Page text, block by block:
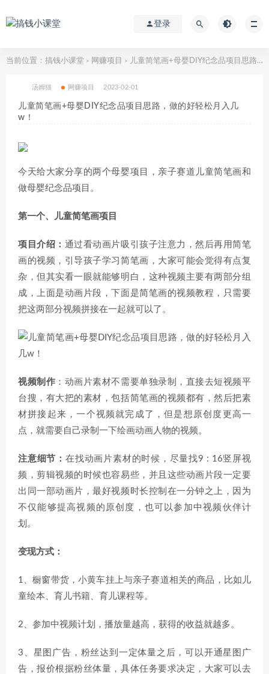
登录
当前位置： 搞钱小课堂 > 网赚项目 > 儿童简笔画+母婴DIY纪念品项目思路，做的好轻松月入几w！
汤姆猫 网赚项目 2023-02-01
儿童简笔画+母婴DIY纪念品项目思路，做的好轻松月入几
w！
今天给大家分享的两个母婴项目，亲子赛道儿童简笔画和
做母婴纪念品项目。
第一个、儿童简笔画项目
项目介绍： 通过看动画片吸引孩子注意力，然后再用简笔
画的视频，引导孩子学习简笔画，大家可能会觉得有点复
杂，但其实看一眼就能够明白，这种视频主要有两部分组
成，上面是动画片段，下面是简笔画的视频教程，只需要
把这两部分视频拼接在一起就可以了。
视频制作 ：动画片素材不需要单独录制，直接去短视频平
台搜，有大把的素材，包括简笔画的视频都有，然后把素
材拼接起来，一个视频就完成了，但是想原创度更高一
点，就需要自己录制一下绘画动画人物的视频。
注意细节： 在找动画片素材的时候，尽量找9 : 16竖屏视
频，剪辑视频的时候也容易些，并且这些动画片段一定要
出同一部动画片，最好视频时长控制在一分钟之上，因为
不仅能够提高视频的原创度，也可以参加中视频伙伴计
划。
变现方式：
1、橱窗带货，小黄车挂上与亲子赛道相关的商品，比如儿
童绘本、育儿书籍、育儿课程等。
2、参加中视频计划，播放量越高，获得的收益就越多。
3、星图广告，粉丝达到一定体量之后，可以开通星图广
告，报价根据粉丝体量，具体任务要求决定，大家可以去